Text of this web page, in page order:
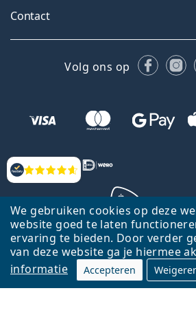
We gebruiken cookies op deze
website goed te laten
ervaring te bieden. Door verder
van deze website ga je hiermee
informatie
Accepteren
Beoordelingen
Contact
Volg ons op
Terug naar de homepagina
Lentiamo.nl is eigendom van en wordt
Tsjechië
Hier al 18 jaar